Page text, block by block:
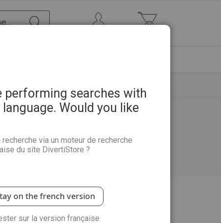
performing searches with
Would you like
via un moteur de recherche
du site DivertiStore ?
on the french version
sur la version française